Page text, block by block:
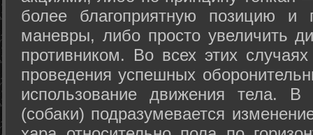
более благоприятную позицию и
маневры, либо просто увеличить
противником. Во всех этих
проведения успешных
использование движения тела.
(собаки) подразумевается